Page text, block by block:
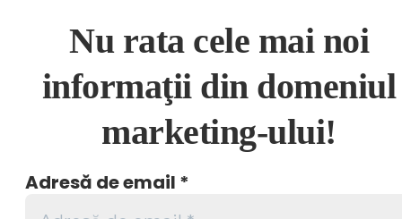
Nu rata cele mai noi
informaţii din domeniul
marketing-ului!
Adresă de email *